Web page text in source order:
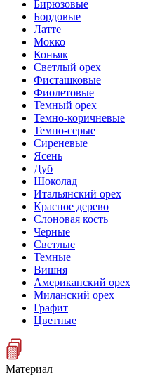
Бирюзовые
Бордовые
Латте
Мокко
Коньяк
Светлый орех
Фисташковые
Фиолетовые
Темный орех
Темно-коричневые
Темно-серые
Сиреневые
Ясень
Дуб
Шоколад
Итальянский орех
Красное дерево
Слоновая кость
Черные
Светлые
Темные
Вишня
Американский орех
Миланский орех
Графит
Цветные
Материал